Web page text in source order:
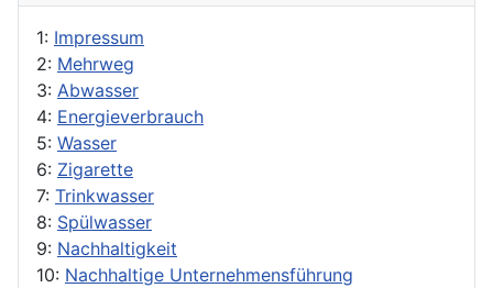
1: Impressum
2: Mehrweg
3: Abwasser
4: Energieverbrauch
5: Wasser
6: Zigarette
7: Trinkwasser
8: Spülwasser
9: Nachhaltigkeit
10: Nachhaltige Unternehmensführung